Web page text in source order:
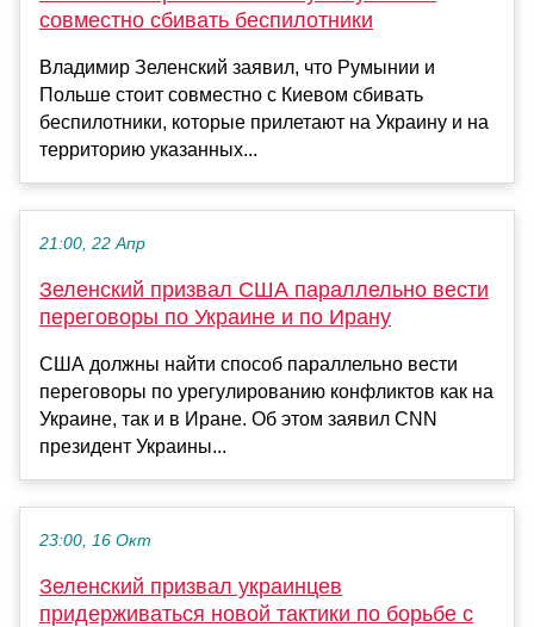
совместно сбивать беспилотники
Владимир Зеленский заявил, что Румынии и
Польше стоит совместно с Киевом сбивать
беспилотники, которые прилетают на Украину и на
территорию указанных...
21:00, 22 Апр
Зеленский призвал США параллельно вести
переговоры по Украине и по Ирану
США должны найти способ параллельно вести
переговоры по урегулированию конфликтов как на
Украине, так и в Иране. Об этом заявил CNN
президент Украины...
23:00, 16 Окт
Зеленский призвал украинцев
придерживаться новой тактики по борьбе с